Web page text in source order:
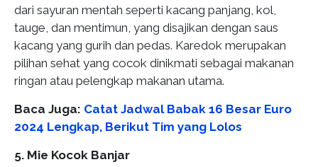
dari sayuran mentah seperti kacang panjang, kol,
tauge, dan mentimun, yang disajikan dengan saus
kacang yang gurih dan pedas. Karedok merupakan
pilihan sehat yang cocok dinikmati sebagai makanan
ringan atau pelengkap makanan utama.
Baca Juga: Catat Jadwal Babak 16 Besar Euro
2024 Lengkap, Berikut Tim yang Lolos
5. Mie Kocok Banjar